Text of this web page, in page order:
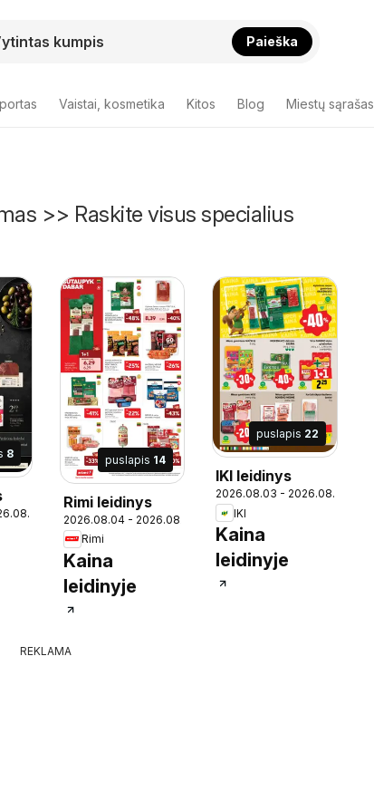
Paieška
Vaistai, kosmetika Kitos Blog Miestų sąrašas
>> Raskite visus specialius
8 puslapis 14
Rimi leidinys
2026.08.04 - 2026.08.10
Rimi
Kaina
leidinyje
puslapis 22
IKI leidinys
2026.08.03 - 2026.08.09
IKI
Kaina
leidinyje
REKLAMA